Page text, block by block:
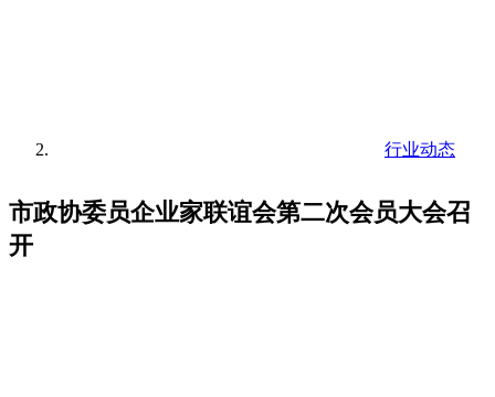
行业动态
市政协委员企业家联谊会第二次会员大会召
开